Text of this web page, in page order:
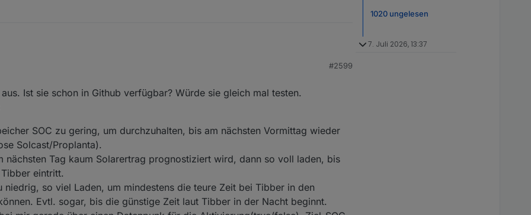
vorgesehen:min. Preis, wenn die Wetterprognose nicht genug PV-Leistung am nächsten Tag
am niedrigsten ist bis zu einem einstellbaren SOC egal, was die Wetterprognose
#2599
Ist sie schon in Github verfügbar? Würde sie gleich mal testen.
SOC zu gering, um durchzuhalten, bis am nächsten Vormittag wieder
Solcast/Proplanta).
nächsten Tag kaum Solarertrag prognostiziert wird, dann so voll laden, bis
eintritt.
niedrig, so viel Laden, um mindestens die teure Zeit bei Tibber in den
Evtl. sogar, bis die günstige Zeit laut Tibber in der Nacht beginnt.
1020 ungelesen
7. Juli 2026, 13:37